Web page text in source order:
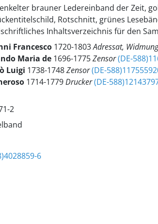
brauner Ledereinband der Zeit,
Rotschnitt, grünes
Inhaltsverzeichnis für den
Francesco 1720-1803Adressat,
Maria de 1696-1775Zensor(DE-
Luigi 1738-1748Zensor(DE-
1714-1779Drucker(DE-
2
6